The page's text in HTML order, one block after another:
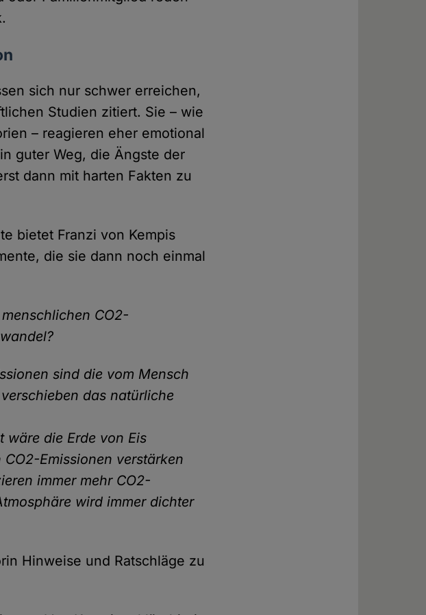
sich nur schwer erreichen,
Studien zitiert. Sie – wie
– reagieren eher emotional
guter Weg, die Ängste der
dann mit harten Fakten zu
bietet Franzi von Kempis
die sie dann noch einmal
CO2-
sind die vom Mensch
das natürliche
wäre die Erde von Eis
Emissionen verstärken
immer mehr CO2-
wird immer dichter
Hinweise und Ratschläge zu